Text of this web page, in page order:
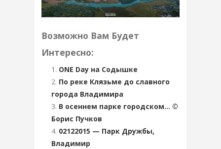
Возможно Вам Будет
Интересно:
ONE Day на Содышке
По реке Клязьме до славного
города Владимира
В осеннем парке городском… ©
Борис Пучков
02122015 — Парк Дружбы,
Владимир